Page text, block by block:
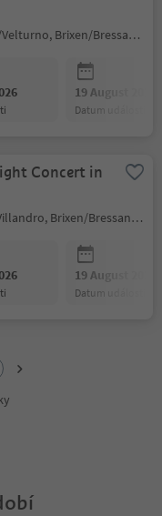
Feldthurns/Velturno, Brixen/Bressanone and environs
19 August 2026
datum události
Concert in
Villanders/Villandro, Brixen/Bressanone and environs
19 August 2026
datum události